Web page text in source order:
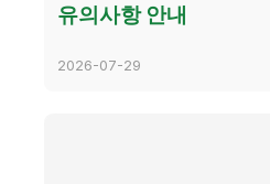
유의사항 안내
2026-07-29